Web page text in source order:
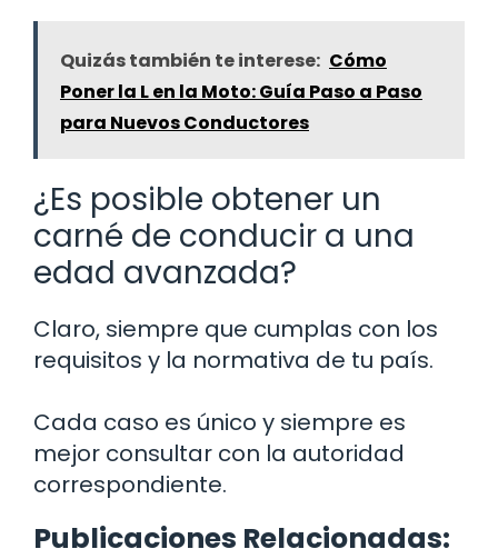
Quizás también te interese: Cómo
Poner la L en la Moto: Guía Paso a Paso
para Nuevos Conductores
¿Es posible obtener un
carné de conducir a una
edad avanzada?
Claro, siempre que cumplas con los
requisitos y la normativa de tu país.
Cada caso es único y siempre es
mejor consultar con la autoridad
correspondiente.
Publicaciones Relacionadas: